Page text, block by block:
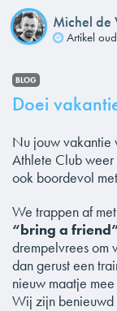
Michel de
Artikel
BLOG
Doei
Nu jouw vakantie
Athlete Club
ook boordevol
We trappen af
“bring a
drempelvrees om
dan gerust een
nieuw maatje
Wij zijn benieuwd